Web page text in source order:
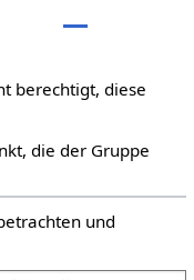
berechtigt, diese
die der Gruppe
und